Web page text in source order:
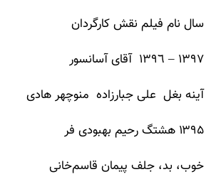
سال نام فیلم نقش کارگردان
١٣٩٧ – ١٣٩٦ آقای آسانسور
آینه بغل علی جبارزاده منوچهر هادی
۱۳۹۵ هشتگ رحیم بهبودی فر
خوب، بد، جلف پیمان قاسم‌خانی